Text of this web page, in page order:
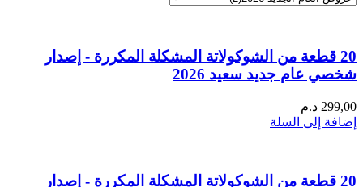
20 قطعة من الشوكولاتة المشكلة المكررة - إصدار
شخصي عام جديد سعيد 2026
299,00 د.م
إضافة إلى السلة
20 قطعة من الشوكولاتة المشكلة المكررة - إصدار